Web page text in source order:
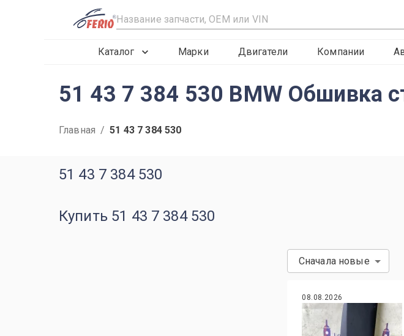
R
Каталог Марки Двигатели Компании
51 43 7 384 530 BMW Обшивка
Главная / 51 43 7 384 530
51 43 7 384 530
Купить 51 43 7 384 530
Сначала новые
08.08.2026